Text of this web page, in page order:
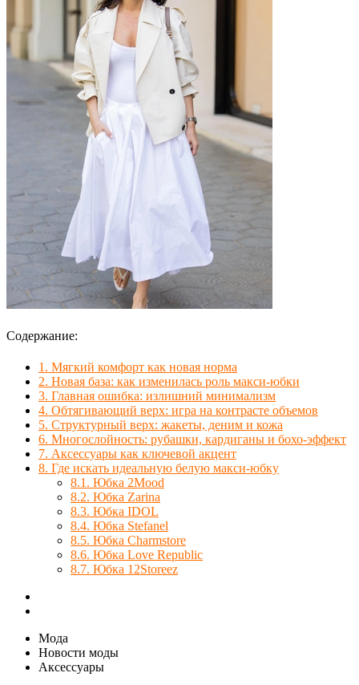
Содержание:
1. Мягкий комфорт как новая норма
2. Новая база: как изменилась роль макси-юбки
3. Главная ошибка: излишний минимализм
4. Обтягивающий верх: игра на контрасте объемов
5. Структурный верх: жакеты, деним и кожа
6. Многослойность: рубашки, кардиганы и бохо-эффект
7. Аксессуары как ключевой акцент
8. Где искать идеальную белую макси-юбку
8.1. Юбка 2Mood
8.2. Юбка Zarina
8.3. Юбка IDOL
8.4. Юбка Stefanel
8.5. Юбка Charmstore
8.6. Юбка Love Republic
8.7. Юбка 12Storeez
Мода
Новости моды
Аксессуары